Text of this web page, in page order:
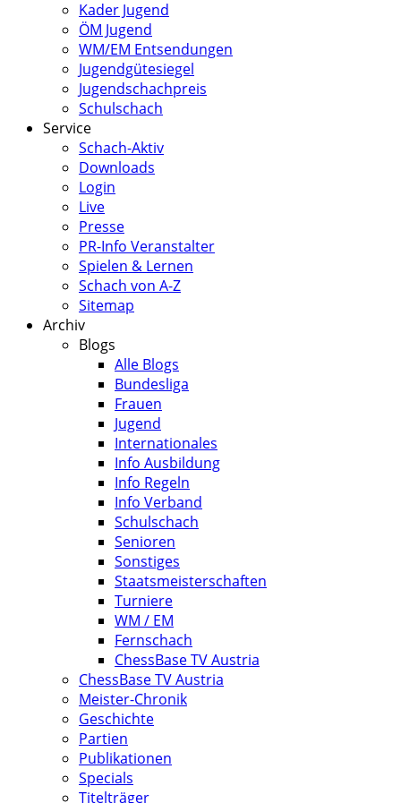
Kader Jugend
ÖM Jugend
WM/EM Entsendungen
Jugendgütesiegel
Jugendschachpreis
Schulschach
Service
Schach-Aktiv
Downloads
Login
Live
Presse
PR-Info Veranstalter
Spielen & Lernen
Schach von A-Z
Sitemap
Archiv
Blogs
Alle Blogs
Bundesliga
Frauen
Jugend
Internationales
Info Ausbildung
Info Regeln
Info Verband
Schulschach
Senioren
Sonstiges
Staatsmeisterschaften
Turniere
WM / EM
Fernschach
ChessBase TV Austria
ChessBase TV Austria
Meister-Chronik
Geschichte
Partien
Publikationen
Specials
Titelträger